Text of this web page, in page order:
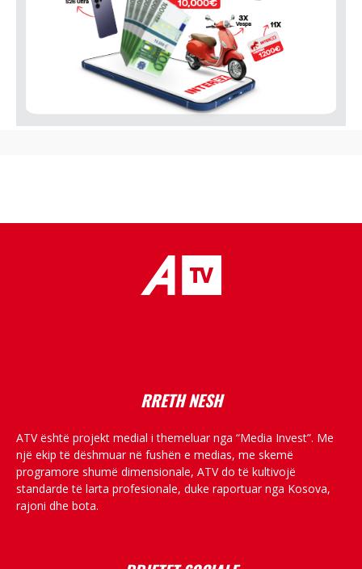
RRETH NESH
ATV është projekt medial i themeluar nga “Media Invest”. Me
një ekip të dëshmuar në fushën e medias, me skemë
programore shumë dimensionale, ATV do të kultivojë
standarde të larta profesionale, duke raportuar nga Kosova,
rajoni dhe bota.